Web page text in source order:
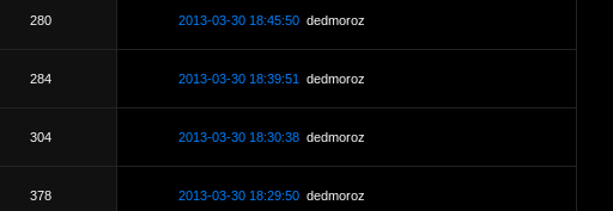
280 2013-03-30 18:45:50 dedmoroz
284 2013-03-30 18:39:51 dedmoroz
304 2013-03-30 18:30:38 dedmoroz
378 2013-03-30 18:29:50 dedmoroz